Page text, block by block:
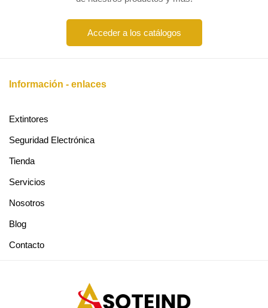
Información - enlaces
Extintores
Seguridad Electrónica
Tienda
Servicios
Nosotros
Blog
Contacto
Acceder a los catálogos